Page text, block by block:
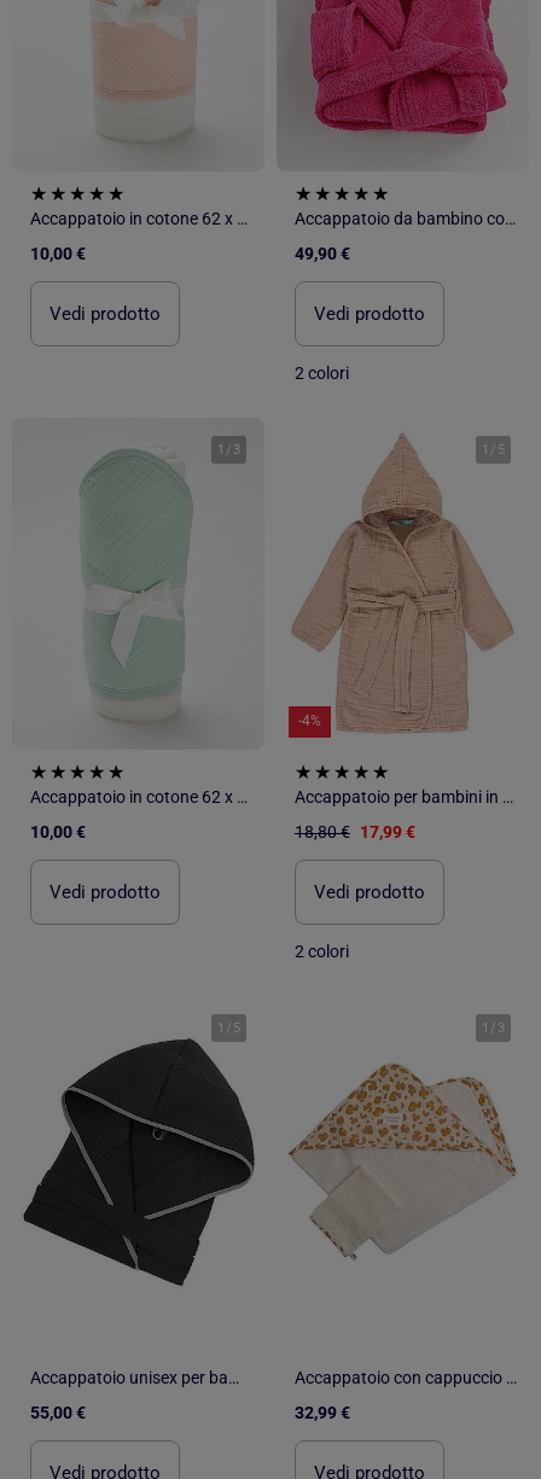
Accappatoio in cotone 62 x 104 cm
10,00 €
Vedi prodotto
Accappatoio da bambino con cappuccio in spugna di cotone boucl? COCOON
49,90 €
Vedi prodotto
2 colori
1 / 3
Accappatoio in cotone 62 x 104 cm
10,00 €
Vedi prodotto
1 / 5
-4%
Accappatoio per bambini in garza di cotone PROMO LINGE
18,80 € 17,99 €
Vedi prodotto
2 colori
1 / 5
Accappatoio unisex per bambini in cotone a nido d'ape JADOU
55,00 €
Vedi prodotto
1 / 3
Accappatoio con cappuccio in garza di cotone e guanto con fantasia leopardata per - SAUTHON
32,99 €
Vedi prodotto